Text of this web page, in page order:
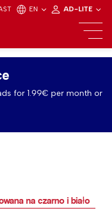
EN AD-LITE
for 1.99€ per month or
na czarno i biało